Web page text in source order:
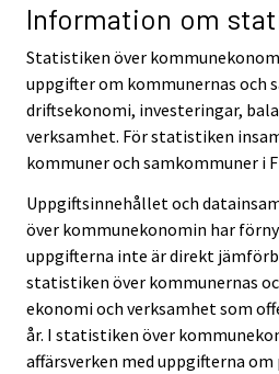
Information om
Statistiken över
uppgifter om kommunernas och
driftsekonomi, investeringar,
verksamhet. För statistiken
kommuner och samkommuner i
Uppgiftsinnehållet och
över kommunekonomin har
uppgifterna inte är direkt
statistiken över kommunernas
ekonomi och verksamhet som
år. I statistiken över
affärsverken med uppgifterna